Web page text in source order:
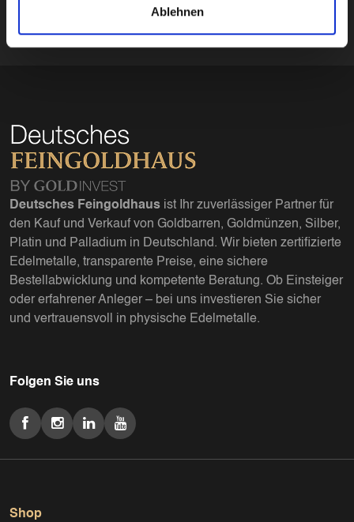
Ablehnen
Deutsches Feingoldhaus ist Ihr zuverlässiger Partner für
den Kauf und Verkauf von Goldbarren, Goldmünzen, Silber,
Platin und Palladium in Deutschland. Wir bieten zertifizierte
Edelmetalle, transparente Preise, eine sichere
Bestellabwicklung und kompetente Beratung. Ob Einsteiger
oder erfahrener Anleger – bei uns investieren Sie sicher
und vertrauensvoll in physische Edelmetalle.
Folgen Sie uns
Shop